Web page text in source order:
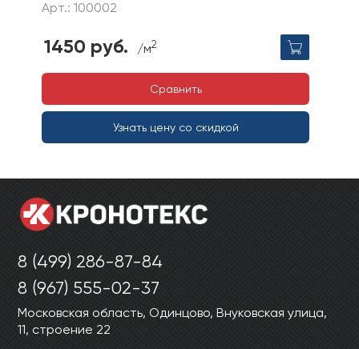
Арт.: 100002
1450 руб. /м2
Сравнить
Узнать цену со скидкой
8 (499) 286-87-84
8 (967) 555-02-37
Московская область, Одинцово, Внуковская улица,
11, строение 22